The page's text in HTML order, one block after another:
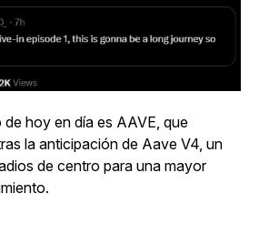
de hoy en día es AAVE, que
la anticipación de Aave V4, un
de centro para una mayor